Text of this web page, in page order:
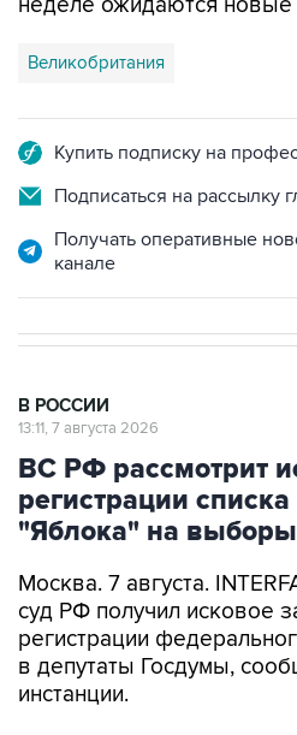
Великобритания
Подписаться на рассылку
Получать оперативные
ВС РФ рассмотрит
регистрации списка
"Яблока" на
Москва. 7 августа.
регистрации
в депутаты Госдумы,
инстанции.
"В Верховный суд России